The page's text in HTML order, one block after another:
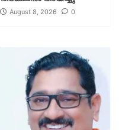
August 8, 2026 0